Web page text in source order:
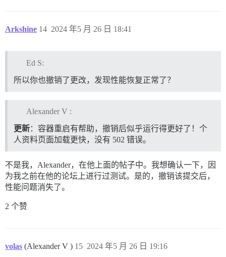
Arkshine 2024 年5 月 26 日 18:41
14
Ed S:
所以你也撤销了更改，发现性能恢复正常了？
Alexander V :
更新：容器重启有帮助，撤销后似乎运行得更好了！个
人资料页面加载更快，没有 502 错误。
不是我，Alexander，在他上面的帖子中。我想确认一下，因
为我之前在他的论坛上进行过测试。是的，撤销该提交后，
性能问题消失了。
2 个赞
volas (Alexander V ) 2024 年5 月 26 日 19:16
15